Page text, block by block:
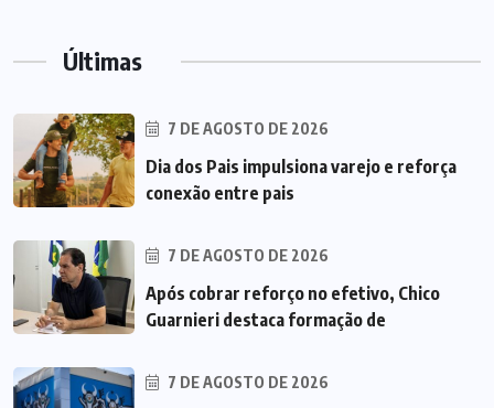
Últimas
7 DE AGOSTO DE 2026
Dia dos Pais impulsiona varejo e reforça
conexão entre pais
7 DE AGOSTO DE 2026
Após cobrar reforço no efetivo, Chico
Guarnieri destaca formação de
7 DE AGOSTO DE 2026